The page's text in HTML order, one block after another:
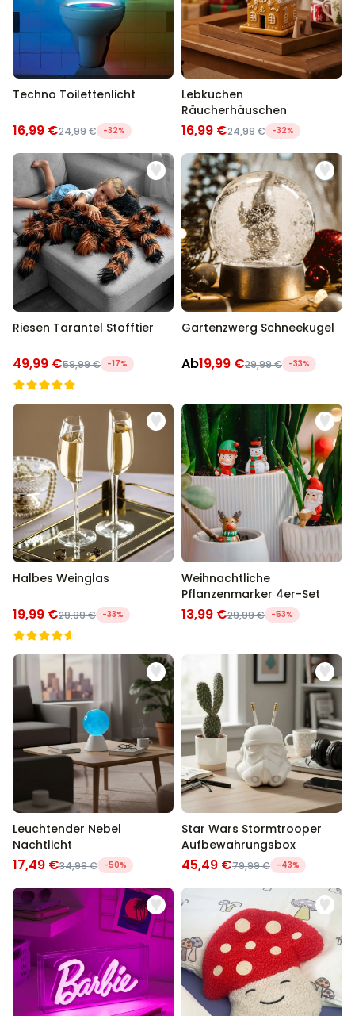
Techno Toilettenlicht
16,99 €24,99 € -32%
Lebkuchen
Räucherhäuschen
16,99 €24,99 € -32%
Riesen Tarantel Stofftier
49,99 €59,99 € -17%
Gartenzwerg Schneekugel
Ab19,99 €29,99 € -33%
Halbes Weinglas
19,99 €29,99 € -33%
Weihnachtliche
Pflanzenmarker 4er-Set
13,99 €29,99 € -53%
Leuchtender Nebel
Nachtlicht
17,49 €34,99 € -50%
Star Wars Stormtrooper
Aufbewahrungsbox
45,49 €79,99 € -43%